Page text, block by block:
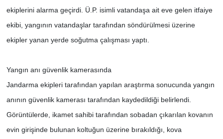
ekiplerini alarma geçirdi. Ü.P. isimli vatandaşa ait eve gelen itfaiye
ekibi, yangının vatandaşlar tarafından söndürülmesi üzerine
ekipler yanan yerde soğutma çalışması yaptı.
Yangın anı güvenlik kamerasında
Jandarma ekipleri tarafından yapılan araştırma sonucunda yangın
anının güvenlik kamerası tarafından kaydedildiği belirlendi.
Görüntülerde, ikamet sahibi tarafından sobadan çıkarılan kovanın
evin girişinde bulunan koltuğun üzerine bırakıldığı, kova